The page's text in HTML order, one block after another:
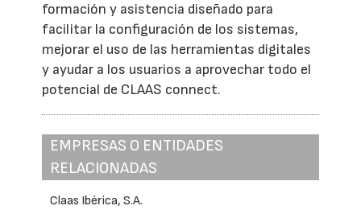
formación y asistencia diseñado para
facilitar la configuración de los sistemas,
mejorar el uso de las herramientas digitales
y ayudar a los usuarios a aprovechar todo el
potencial de CLAAS connect.
EMPRESAS O ENTIDADES
RELACIONADAS
Claas Ibérica, S.A.